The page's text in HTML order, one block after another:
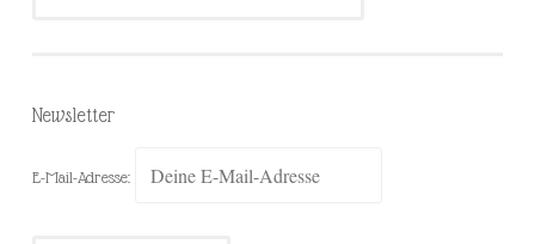
Newsletter
E-Mail-Adresse: